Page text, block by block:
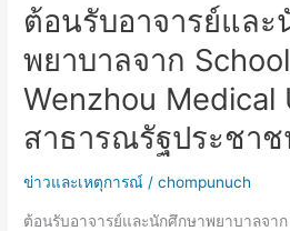
ต้อนรับอาจารย์และ
พยาบาลจาก
Wenzhou Medical
สาธารณรัฐประชา
ข่าวและเหตุการณ์ /chompunuch
ต้อนรับอาจารย์และนักศึกษาพยาบาลจา
ต้อนรับ
อาจารย์
และ
นักศึกษา
พยาบาล
จาก
of